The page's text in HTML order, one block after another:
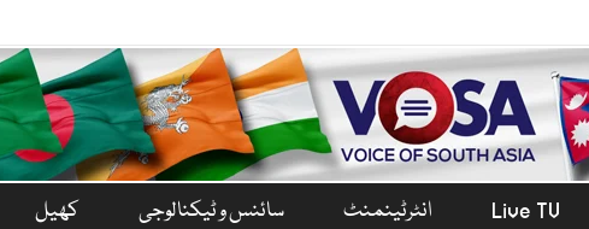
Live TV انٹرٹینمنٹ سائنس و ٹیکنالوجی کھیل